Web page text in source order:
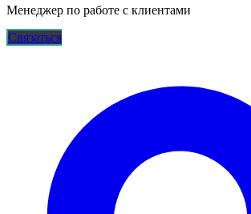
Менеджер по работе с клиентами
Связаться